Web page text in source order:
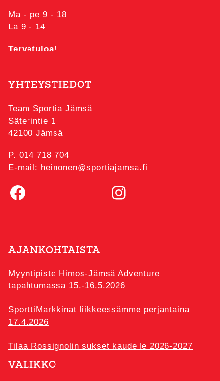
Ma - pe 9 - 18
La 9 - 14
Tervetuloa!
YHTEYSTIEDOT
Team Sportia Jämsä
Säterintie 1
42100 Jämsä
P. 014 718 704
E-mail: heinonen@sportiajamsa.fi
Facebook Instagram
AJANKOHTAISTA
Myyntipiste Himos-Jämsä Adventure
tapahtumassa 15.-16.5.2026
SporttiMarkkinat liikkeessämme perjantaina
17.4.2026
Tilaa Rossignolin sukset kaudelle 2026-2027
VALIKKO